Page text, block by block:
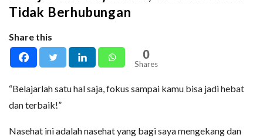
Tidak Berhubungan
Share this
0
Shares
“Belajarlah satu hal saja, fokus sampai kamu bisa jadi hebat
dan terbaik!”
Nasehat ini adalah nasehat yang bagi saya mengekang dan